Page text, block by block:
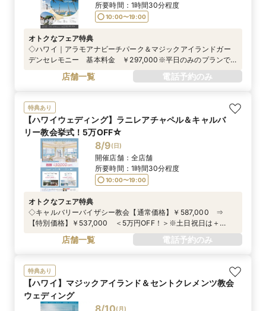
所要時間： 1時間30分程度
10:00〜19:00
オトクなフェア特典
◇ハワイ｜アラモアナビーチパーク＆マジックアイランドガー
デンセレモニー 基本料金 ￥297,000※平日のみのプランで
店舗一覧 電話予約のみ
特典あり
【ハワイウェディング】ラニレアチャペル＆キャルバ
リー教会挙式！5万OFF☆
8/9(日)
開催店舗： 全店舗
所要時間： 1時間30分程度
10:00〜19:00
オトクなフェア特典
◇キャルバリーバイザシー教会【通常価格】￥587,000 ⇒
【特別価格】￥537,000 ＜5万円OFF！＞※土日祝日は＋
￥30,000円（不課税）◇ラニレアチャペル【通常価格】
￥497,000 ⇒ 【特別価格】￥447,000 ＜5万円OFF！＞※
泊されない場合+￥45,000（不課税）
店舗一覧 電話予約のみ
特典あり
【ハワイ】マジックアイランド＆セントクレメンツ教会
ウェディング
(月)